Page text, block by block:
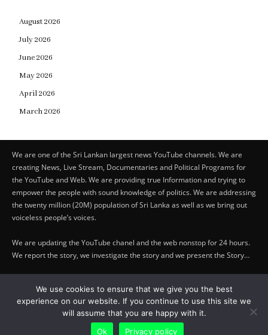
August 2026
July 2026
June 2026
May 2026
April 2026
March 2026
We are one of the Sri Lankan largest news YouTube channels. We are
creating News, Live Stream, Documentaries and Political Programs for
the YouTube and Web. We are providing true Information and trying to
empower the people with sound knowledge of politics. We are addressing
the twenty million (20M) population of Sri Lanka as well as we bring out
voiceless people’s voices.
We are updating the YouTube chanel and the web nonstop for 24 hours.
We report the story, we investigate the story and we present the Story…
PRIVACY POLICY- ABOUT US
We use cookies to ensure that we give you the best
experience on our website. If you continue to use this site we
will assume that you are happy with it.
Ok
Privacy policy